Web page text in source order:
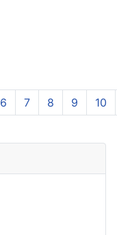
6 7 8 9 10